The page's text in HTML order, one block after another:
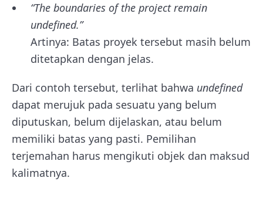
“The boundaries of the project remain
undefined.”
Artinya: Batas proyek tersebut masih belum
ditetapkan dengan jelas.
Dari contoh tersebut, terlihat bahwa undefined
dapat merujuk pada sesuatu yang belum
diputuskan, belum dijelaskan, atau belum
memiliki batas yang pasti. Pemilihan
terjemahan harus mengikuti objek dan maksud
kalimatnya.